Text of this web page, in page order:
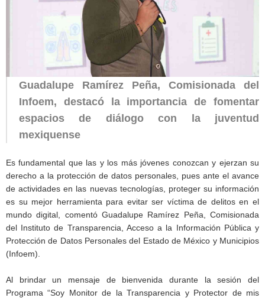
Guadalupe Ramírez Peña, Comisionada del
Infoem, destacó la importancia de fomentar
espacios de diálogo con la juventud
mexiquense
Es fundamental que las y los más jóvenes conozcan y ejerzan su
derecho a la protección de datos personales, pues ante el avance
de actividades en las nuevas tecnologías, proteger su información
es su mejor herramienta para evitar ser víctima de delitos en el
mundo digital, comentó Guadalupe Ramírez Peña, Comisionada
del Instituto de Transparencia, Acceso a la Información Pública y
Protección de Datos Personales del Estado de México y Municipios
(Infoem).
Al brindar un mensaje de bienvenida durante la sesión del
Programa “Soy Monitor de la Transparencia y Protector de mis